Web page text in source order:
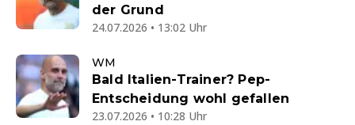
der Grund
24.07.2026 • 13:02 Uhr
WM
Bald Italien-Trainer? Pep-
Entscheidung wohl gefallen
23.07.2026 • 10:28 Uhr